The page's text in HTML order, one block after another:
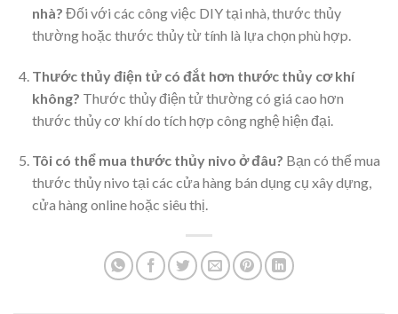
nhà? Đối với các công việc DIY tại nhà, thước thủy
thường hoặc thước thủy từ tính là lựa chọn phù hợp.
Thước thủy điện tử có đắt hơn thước thủy cơ khí
không? Thước thủy điện tử thường có giá cao hơn
thước thủy cơ khí do tích hợp công nghệ hiện đại.
Tôi có thể mua thước thủy nivo ở đâu? Bạn có thể mua
thước thủy nivo tại các cửa hàng bán dụng cụ xây dựng,
cửa hàng online hoặc siêu thị.